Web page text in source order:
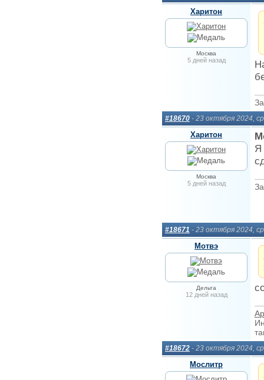
Харитон
Москва
5 дней назад
#18670 - 23 октября 2024,
Харитон
Москва
5 дней назад
Я
#18671 - 23 октября 2024,
Мотвэ
Дельта
12 дней назад
#18672 - 23 октября 2024,
Мослитр